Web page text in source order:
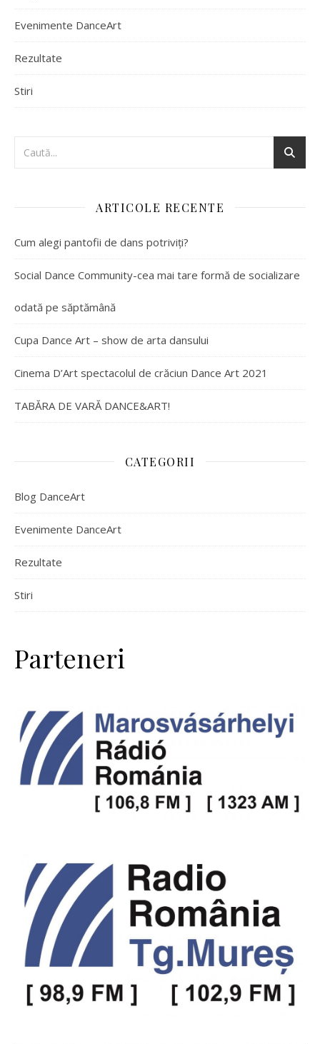
Evenimente DanceArt
Rezultate
Stiri
ARTICOLE RECENTE
Cum alegi pantofii de dans potriviți?
Social Dance Community-cea mai tare formă de socializare
odată pe săptămână
Cupa Dance Art – show de arta dansului
Cinema D’Art spectacolul de crăciun Dance Art 2021
TABĂRA DE VARĂ DANCE&ART!
CATEGORII
Blog DanceArt
Evenimente DanceArt
Rezultate
Stiri
Parteneri